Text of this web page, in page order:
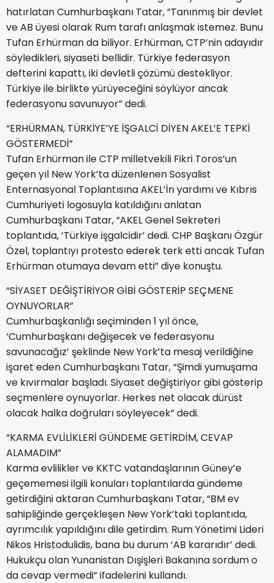
hatırlatan Cumhurbaşkanı Tatar, “Tanınmış bir devlet
ve AB üyesi olarak Rum tarafı anlaşmak istemez. Bunu
Tufan Erhürman da biliyor. Erhürman, CTP’nin adayıdır
söyledikleri, siyaseti bellidir. Türkiye federasyon
defterini kapattı, iki devletli çözümü destekliyor.
Türkiye ile birlikte yürüyeceğini söylüyor ancak
federasyonu savunuyor” dedi.
“ERHÜRMAN, TÜRKİYE’YE İŞGALCİ DİYEN AKEL’E TEPKİ
GÖSTERMEDİ”
Tufan Erhürman ile CTP milletvekili Fikri Toros’un
geçen yıl New York’ta düzenlenen Sosyalist
Enternasyonal Toplantısına AKEL’İn yardımı ve Kıbrıs
Cumhuriyeti logosuyla katıldığını anlatan
Cumhurbaşkanı Tatar, “AKEL Genel Sekreteri
toplantıda, ‘Türkiye işgalcidir’ dedi. CHP Başkanı Özgür
Özel, toplantıyı protesto ederek terk etti ancak Tufan
Erhürman otumaya devam etti” diye konuştu.
“SİYASET DEĞİŞTİRİYOR GİBİ GÖSTERİP SEÇMENE
OYNUYORLAR”
Cumhurbaşkanlığı seçiminden 1 yıl önce,
‘Cumhurbaşkanı değişecek ve federasyonu
savunacağız’ şeklinde New York’ta mesaj verildiğine
işaret eden Cumhurbaşkanı Tatar, “Şimdi yumuşama
ve kıvırmalar başladı. Siyaset değiştiriyor gibi gösterip
seçmenlere oynuyorlar. Herkes net olacak dürüst
olacak halka doğruları söyleyecek” dedi.
“KARMA EVLİLİKLERİ GÜNDEME GETİRDİM, CEVAP
ALAMADIM”
Karma evlilikler ve KKTC vatandaşlarının Güney’e
geçememesi ilgili konuları toplantılarda gündeme
getirdiğini aktaran Cumhurbaşkanı Tatar, “BM ev
sahipliğinde gerçekleşen New York’taki toplantıda,
ayrımcılık yapıldığını dile getirdim. Rum Yönetimi Lideri
Nikos Hristodulidis, bana bu durum ‘AB kararıdır’ dedi.
Hukukçu olan Yunanistan Dışişleri Bakanına sordum o
da cevap vermedi” ifadelerini kullandı.